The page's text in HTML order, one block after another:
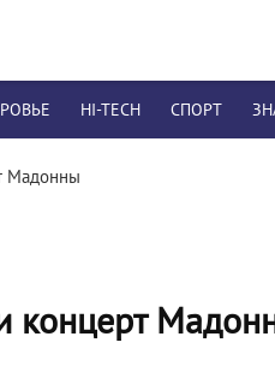
HI-TECH СПОРТ
Мадонны
концерт